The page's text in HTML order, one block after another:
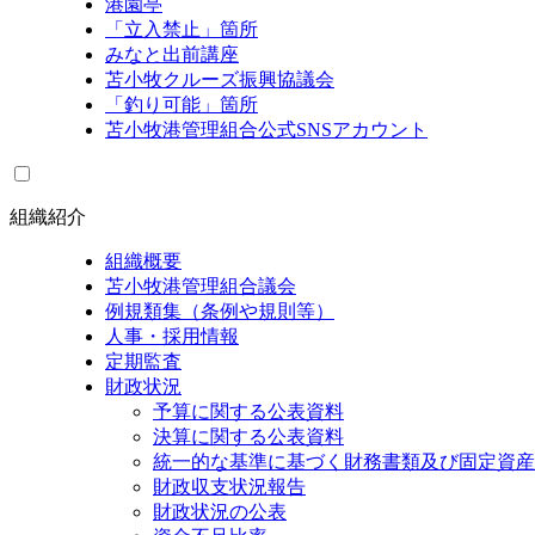
港園亭
「立入禁止」箇所
みなと出前講座
苫小牧クルーズ振興協議会
「釣り可能」箇所
苫小牧港管理組合公式SNSアカウント
組織紹介
組織概要
苫小牧港管理組合議会
例規類集（条例や規則等）
人事・採用情報
定期監査
財政状況
予算に関する公表資料
決算に関する公表資料
統一的な基準に基づく財務書類及び固定資
財政収支状況報告
財政状況の公表